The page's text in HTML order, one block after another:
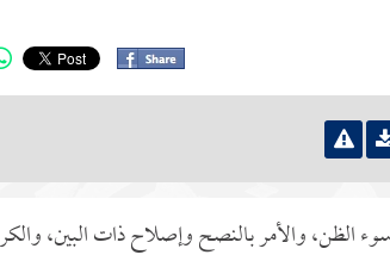
الظن، والأمر بالنصح وإصلاح ذات البين،